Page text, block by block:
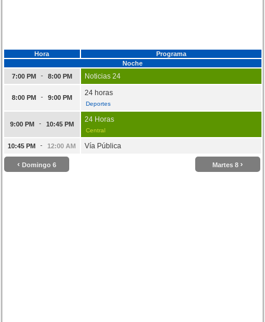
Hora
Programa
Noche
7:00 PM
- 8:00 PM Noticias 24
8:00 PM - 9:00 PM
24 horas
Deportes
9:00 PM - 10:45 PM
24 Horas
Central
10:45 PM - 12:00 AM Vía Pública
‹ Domingo 6 Martes 8 ›